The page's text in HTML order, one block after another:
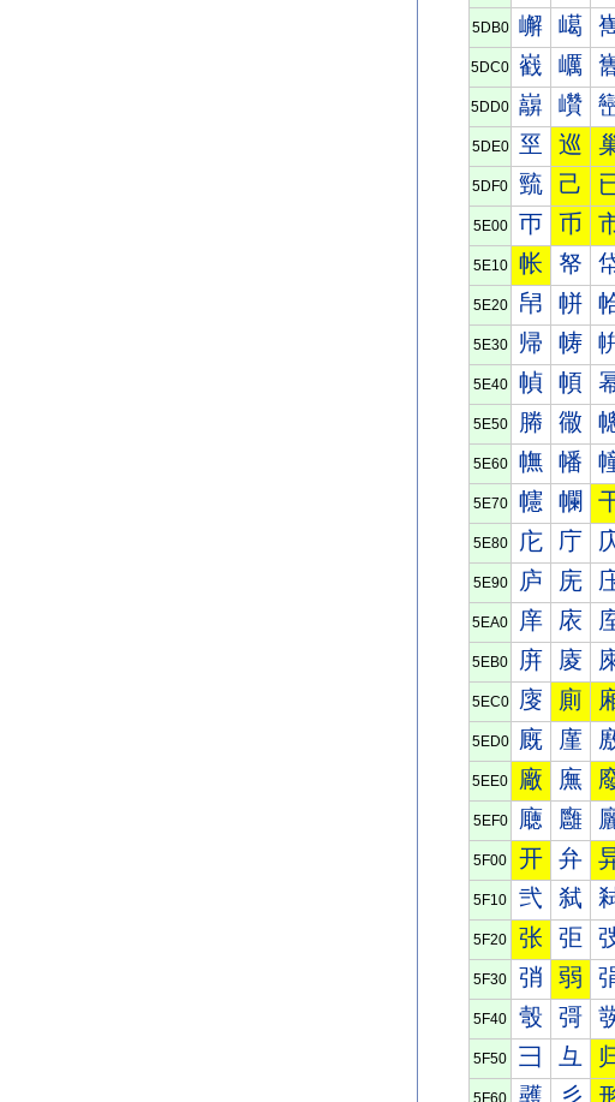
5DB0 嶰 嶱
5DC0 巀 巁
5DD0 巐 巑
5DE0 巠 巡
5DF0 巰 己
5E00 帀 币
5E10 帐 帑
5E20 帠 帡
5E30 帰 帱
5E40 幀 幁
5E50 幐 幑
5E60 幠 幡
5E70 幰 幱
5E80 庀 庁
5E90 庐 庑
5EA0 庠 庡
5EB0 庰 庱
5EC0 廀 廁
5ED0 廐 廑
5EE0 廠 廡
5EF0 廰 廱
5F00 开 弁
5F10 弐 弑
5F20 张 弡
5F30 弰 弱
5F40 彀 彁
5F50 彐 彑
5F60 彠 彡